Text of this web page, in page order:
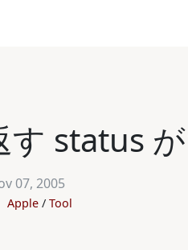
す status
07, 2005
Apple Tool